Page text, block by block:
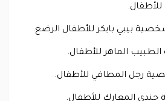
بيبي بايكر للأطفال الرضع.
الماهر للأطفال.
رجل المطافي للأطفال.
المعارك للأطفال.